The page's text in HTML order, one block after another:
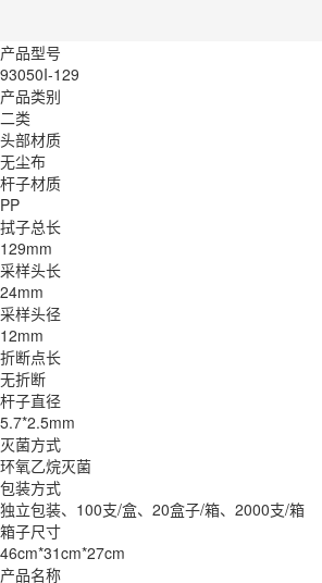
产品型号
93050I-129
产品类别
二类
头部材质
无尘布
杆子材质
PP
拭子总长
129mm
采样头长
24mm
采样头径
12mm
折断点长
无折断
杆子直径
5.7*2.5mm
灭菌方式
环氧乙烷灭菌
包装方式
独立包装、100支/盒、20盒子/箱、2000支/箱
箱子尺寸
46cm*31cm*27cm
产品名称